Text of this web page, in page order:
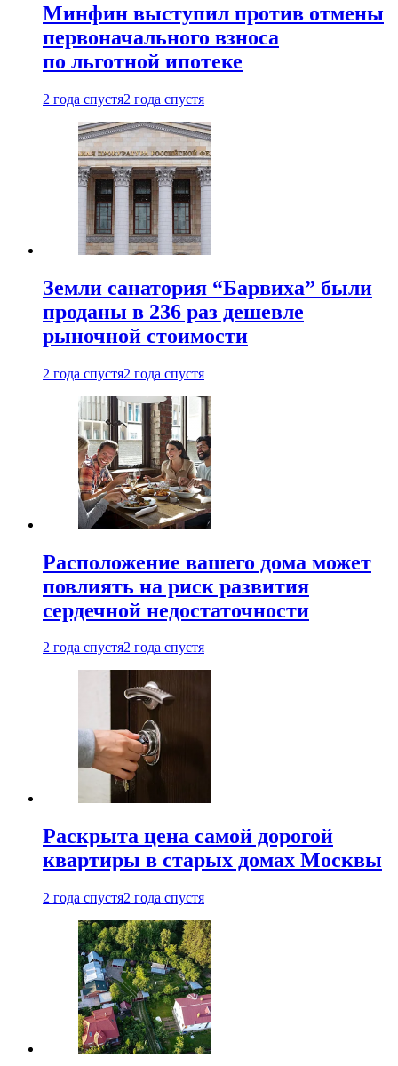
Минфин выступил против отмены
первоначального взноса
по льготной ипотеке
2 года спустя2 года спустя
Земли санатория “Барвиха” были
проданы в 236 раз дешевле
рыночной стоимости
2 года спустя2 года спустя
Расположение вашего дома может
повлиять на риск развития
сердечной недостаточности
2 года спустя2 года спустя
Раскрыта цена самой дорогой
квартиры в старых домах Москвы
2 года спустя2 года спустя